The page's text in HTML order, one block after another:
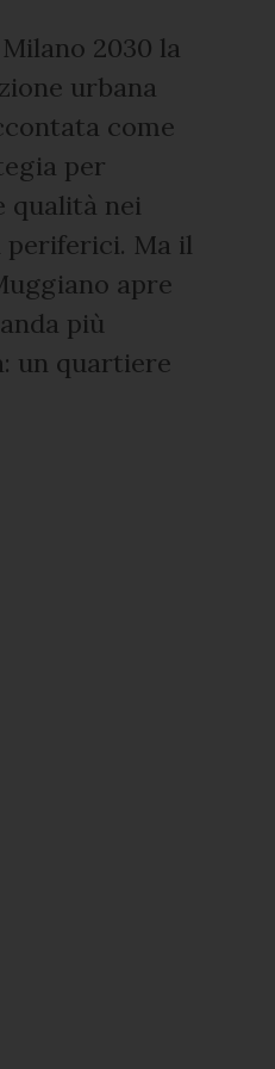
2030 la
urbana
come
per
qualità nei
Ma il
apre
più
un quartiere